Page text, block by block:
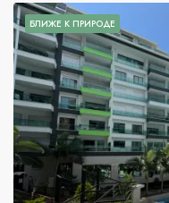
БЛИЖЕ К ПРИРОДЕ